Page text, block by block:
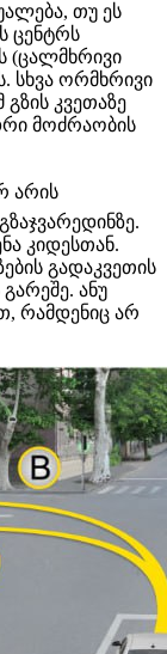
თუ ეს
ცენტრს
(ცალმხრივი
სხვა ორმხრივი
კვეთაზე
მოძრაობის
არის
კიდესთან.
გადაკვეთის
ანუ
რამდენიც არ